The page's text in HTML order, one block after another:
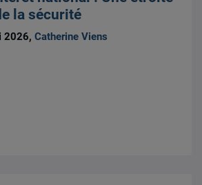
la sécurité
2026,Catherine Viens